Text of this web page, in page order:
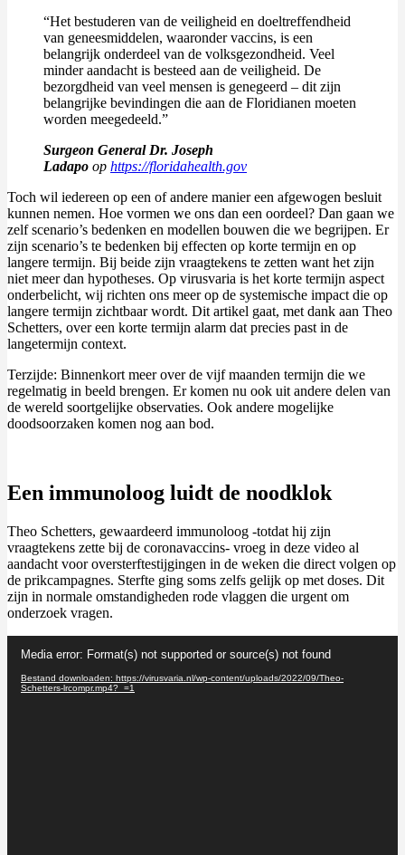
“Het bestuderen van de veiligheid en doeltreffendheid
van geneesmiddelen, waaronder vaccins, is een
belangrijk onderdeel van de volksgezondheid. Veel
minder aandacht is besteed aan de veiligheid. De
bezorgdheid van veel mensen is genegeerd – dit zijn
belangrijke bevindingen die aan de Floridianen moeten
worden meegedeeld.”
Surgeon General Dr. Joseph
Ladapo op https://floridahealth.gov
Toch wil iedereen op een of andere manier een afgewogen besluit
kunnen nemen. Hoe vormen we ons dan een oordeel? Dan gaan we
zelf scenario’s bedenken en modellen bouwen die we begrijpen. Er
zijn scenario’s te bedenken bij effecten op korte termijn en op
langere termijn. Bij beide zijn vraagtekens te zetten want het zijn
niet meer dan hypotheses. Op virusvaria is het korte termijn aspect
onderbelicht, wij richten ons meer op de systemische impact die op
langere termijn zichtbaar wordt. Dit artikel gaat, met dank aan Theo
Schetters, over een korte termijn alarm dat precies past in de
langetermijn context.
Terzijde: Binnenkort meer over de vijf maanden termijn die we
regelmatig in beeld brengen. Er komen nu ook uit andere delen van
de wereld soortgelijke observaties. Ook andere mogelijke
doodsoorzaken komen nog aan bod.
Een immunoloog luidt de noodklok
Theo Schetters, gewaardeerd immunoloog -totdat hij zijn
vraagtekens zette bij de coronavaccins- vroeg in deze video al
aandacht voor oversterftestijgingen in de weken die direct volgen op
de prikcampagnes. Sterfte ging soms zelfs gelijk op met doses. Dit
zijn in normale omstandigheden rode vlaggen die urgent om
onderzoek vragen.
Media error: Format(s) not supported or source(s) not found
Bestand downloaden: https://virusvaria.nl/wp-content/uploads/2022/09/Theo-
Schetters-lrcompr.mp4?_=1